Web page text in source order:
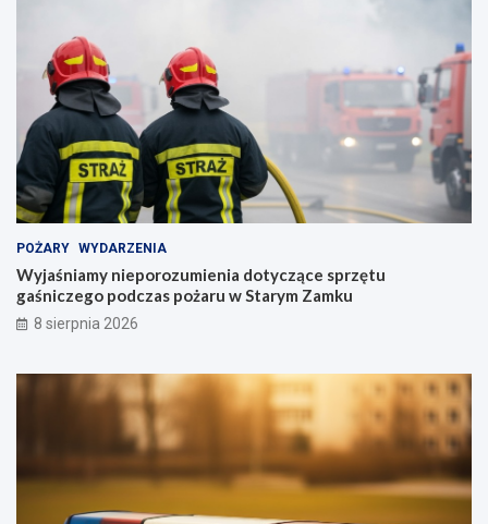
POŻARY WYDARZENIA
Wyjaśniamy nieporozumienia dotyczące sprzętu
gaśniczego podczas pożaru w Starym Zamku
8 sierpnia 2026